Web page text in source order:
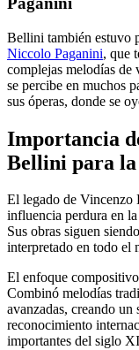
Bellini también estuvo
Niccolo Paganini, que
complejas melodías
se percibe en muchos
sus óperas, donde se
Importancia
Bellini para
El legado de Vincenzo
influencia perdura en
Sus obras siguen
interpretado en todo el
El enfoque
Combinó melodías
avanzadas, creando
reconocimiento
importantes del siglo